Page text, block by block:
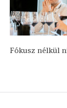
Fókusz nélkül